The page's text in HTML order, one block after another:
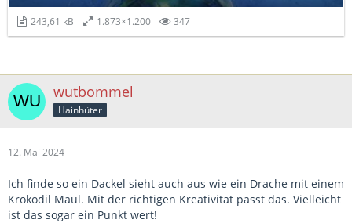
243,61 kB 1.873×1.200 347
wutbommel
Hainhüter
12. Mai 2024
Ich finde so ein Dackel sieht auch aus wie ein Drache mit einem
Krokodil Maul. Mit der richtigen Kreativität passt das. Vielleicht
ist das sogar ein Punkt wert!